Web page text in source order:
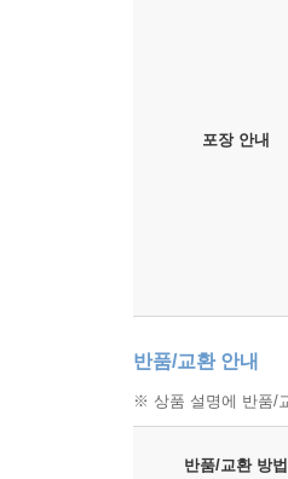
포장 안내
반품/교환 안내
※ 상품 설명에 반품/
반품/교환 방법